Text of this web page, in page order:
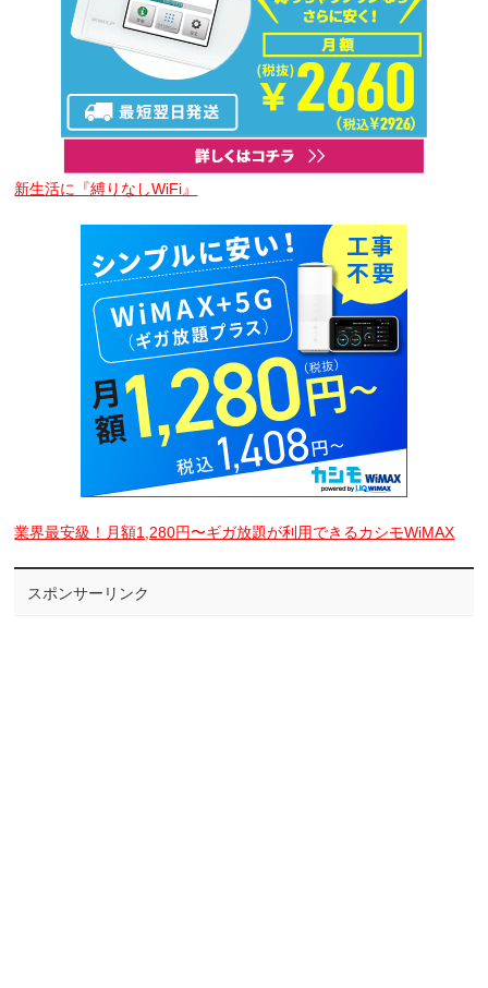
新生活に『縛りなしWiFi』
業界最安級！月額1,280円〜ギガ放題が利用できるカシモWiMAX
スポンサーリンク